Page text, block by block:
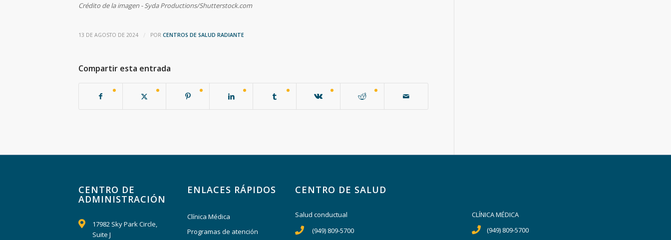
Crédito de la imagen - Syda Productions/Shutterstock.com
13 DE AGOSTO DE 2024 / POR CENTROS DE SALUD RADIANTE
Compartir esta entrada
CENTRO DE
ADMINISTRACIÓN
17982 Sky Park Circle,
Suite J
ENLACES RÁPIDOS
Clínica Médica
Programas de atención
CENTRO DE SALUD
Salud conductual
(949) 809-5700
CLÍNICA MÉDICA
(949) 809-5700